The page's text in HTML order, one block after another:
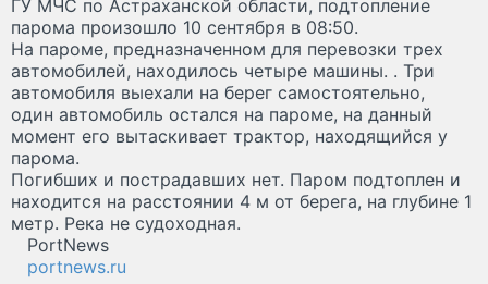
ГУ МЧС по Астраханской области, подтопление
парома произошло 10 сентября в 08:50.
На пароме, предназначенном для перевозки трех
автомобилей, находилось четыре машины. . Три
автомобиля выехали на берег самостоятельно,
один автомобиль остался на пароме, на данный
момент его вытаскивает трактор, находящийся у
парома.
Погибших и пострадавших нет. Паром подтоплен и
находится на расстоянии 4 м от берега, на глубине 1
метр. Река не судоходная.
PortNews
portnews.ru